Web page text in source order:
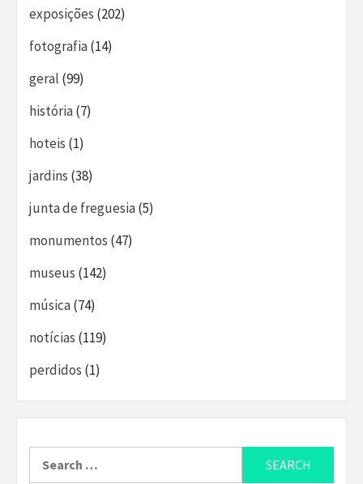
exposições (202)
fotografia(14)
geral (99)
história(7)
hoteis (1)
jardins (38)
junta de freguesia(5)
monumentos (47)
museus (142)
música(74)
notícias (119)
perdidos (1)
for: